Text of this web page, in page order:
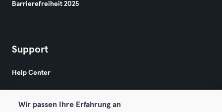
Barrierefreiheit 2025
Support
Help Center
Wir passen Ihre Erfahrung an